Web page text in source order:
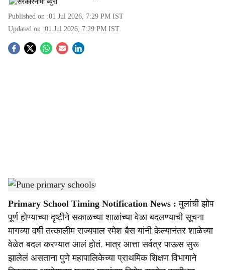
Published on :01 Jul 2026, 7:29 PM IST
Updated on :01 Jul 2026, 7:29 PM IST
S
a
r
e
Pune primary schools- sarkarnama
Primary School Timing Notification News : मुलांची झोप
पूर्ण होण्याच्या दृष्टीने सकाळच्या शाळांच्या वेळा बदलण्याची सूचना
मागच्या वर्षी तत्कालीम राज्यपाल रमेश बैस यांनी केल्यानंतर शाळेच्या
वेळेत बदल करण्यात आलं होतं. मात्र आत्ता सर्वत्र पाऊस सुरू
झालेलं असताना पुणे महापालिकेच्या प्राथमिक शिक्षण विभागाने